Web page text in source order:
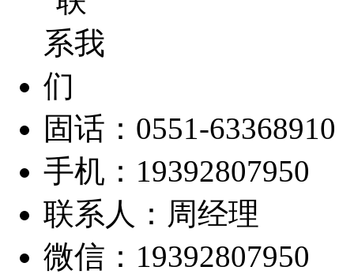
固话：0551-63368910
手机：19392807950
联系人：周经理
微信：19392807950